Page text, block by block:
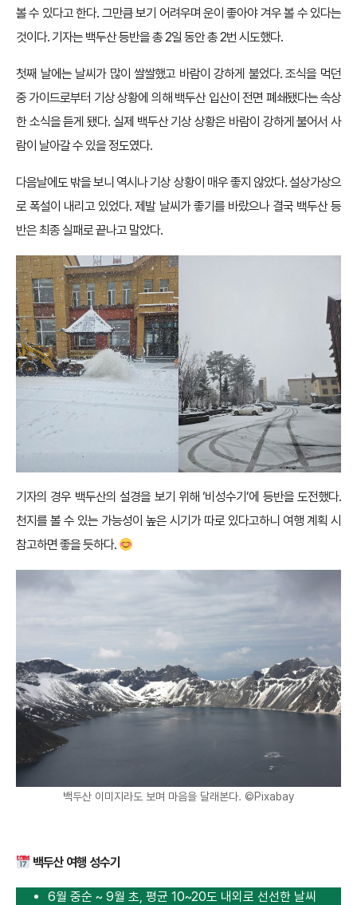
볼 수 있다고 한다. 그만큼 보기 어려우며 운이 좋아야 겨우 볼 수 있다는
것이다. 기자는 백두산 등반을 총 2일 동안 총 2번 시도했다.
첫째 날에는 날씨가 많이 쌀쌀했고 바람이 강하게 불었다. 조식을 먹던
중 가이드로부터 기상 상황에 의해 백두산 입산이 전면 폐쇄됐다는 속상
한 소식을 듣게 됐다. 실제 백두산 기상 상황은 바람이 강하게 불어서 사
람이 날아갈 수 있을 정도였다.
다음날에도 밖을 보니 역시나 기상 상황이 매우 좋지 않았다. 설상가상으
로 폭설이 내리고 있었다. 제발 날씨가 좋기를 바랐으나 결국 백두산 등
반은 최종 실패로 끝나고 말았다.
기자의 경우 백두산의 설경을 보기 위해 ‘비성수기’에 등반을 도전했다.
천지를 볼 수 있는 가능성이 높은 시기가 따로 있다고하니 여행 계획 시
참고하면 좋을 듯하다.
백두산 이미지라도 보며 마음을 달래본다. ©Pixabay
백두산 여행 성수기
6월 중순 ~ 9월 초, 평균 10~20도 내외로 선선한 날씨